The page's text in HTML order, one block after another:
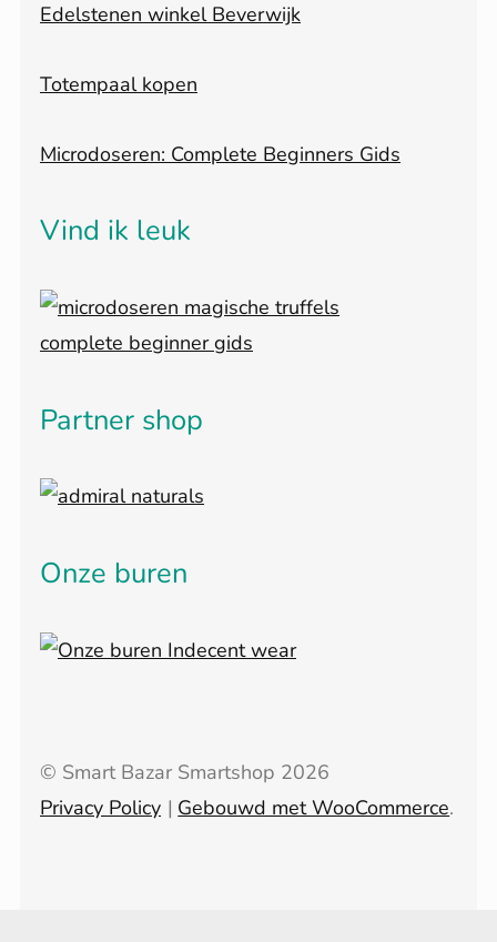
Edelstenen winkel Beverwijk
Totempaal kopen
Microdoseren: Complete Beginners Gids
Vind ik leuk
Partner shop
Onze buren
© Smart Bazar Smartshop 2026
Privacy Policy
Gebouwd met WooCommerce.